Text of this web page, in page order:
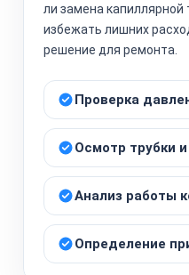
ли замена капиллярной
избежать лишних
решение для ремонта.
Проверка
Осмотр трубки
Анализ работы
Определение